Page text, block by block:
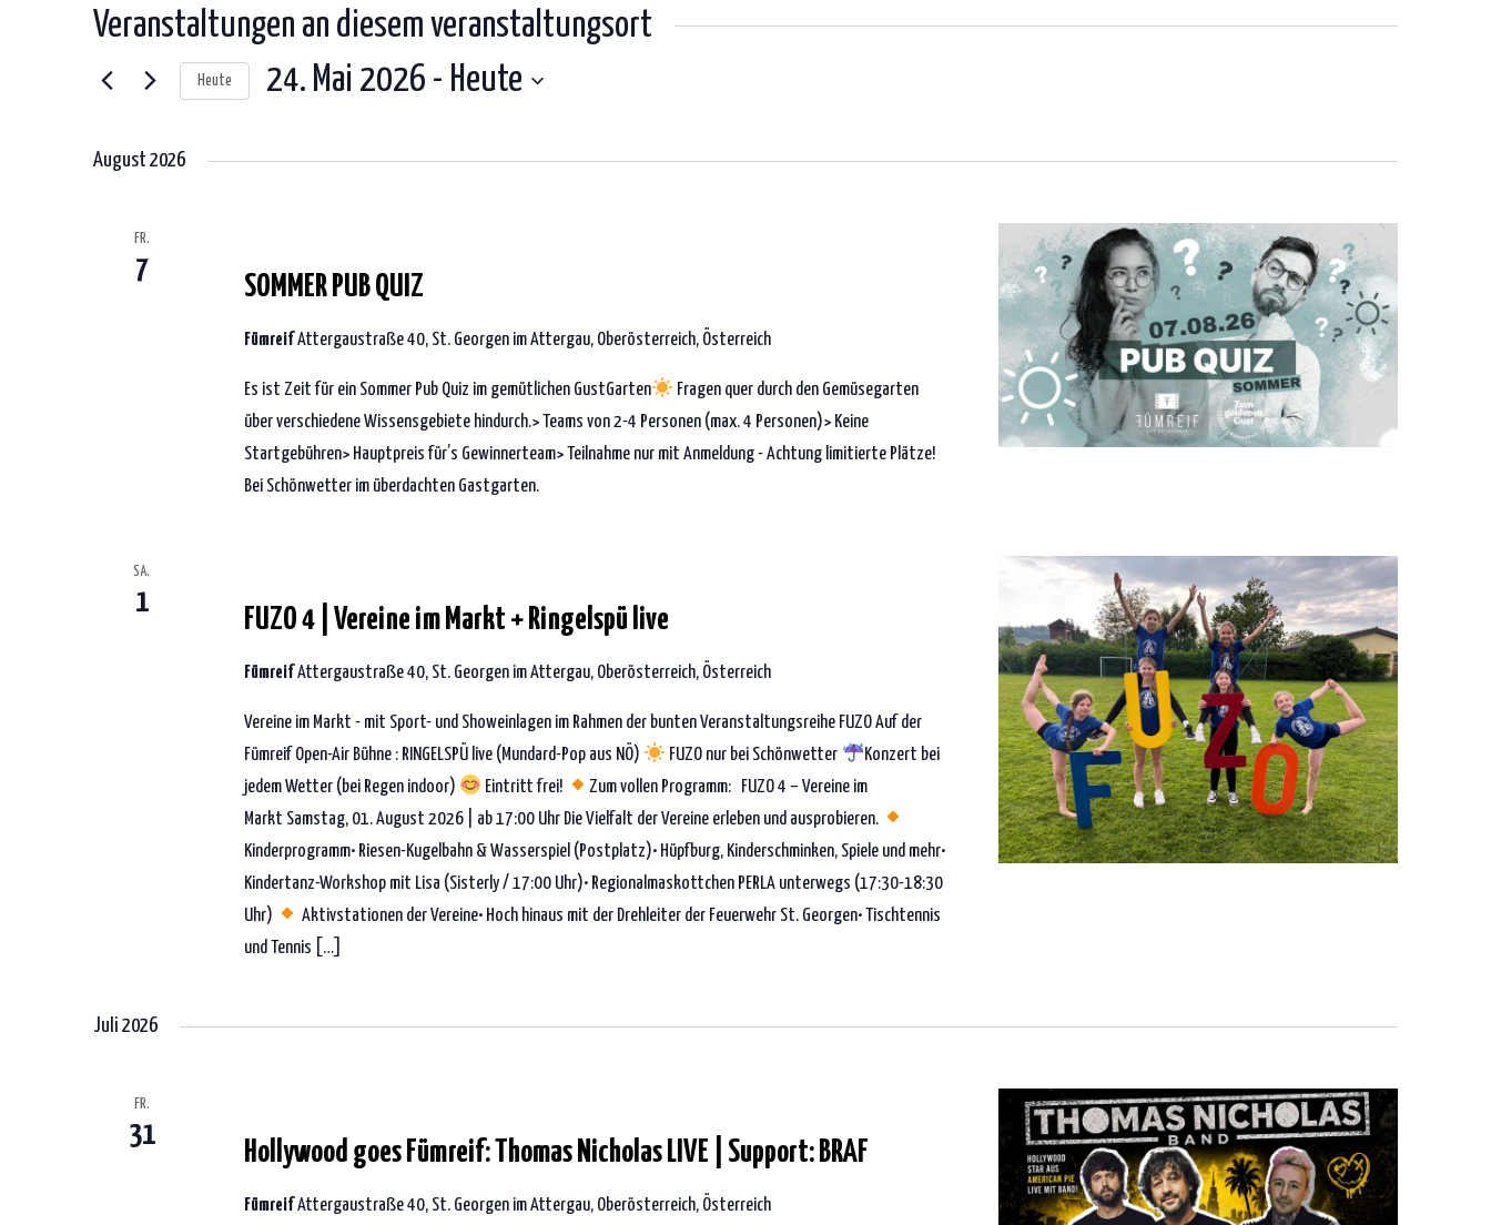
Veranstaltungen an diesem veranstaltungsort
Heute 24. Mai 2026 - Heute
wählen.
August 2026
FR.
7
SOMMER PUB QUIZ
Fümreif Attergaustraße 40, St. Georgen im Attergau, Oberösterreich, Österreich
Es ist Zeit für ein Sommer Pub Quiz im gemütlichen GustGarten
Fragen quer durch den Gemüsegarten
über verschiedene Wissensgebiete hindurch.> Teams von 2-4 Personen (max. 4 Personen)> Keine
Startgebühren> Hauptpreis für’s Gewinnerteam> Teilnahme nur mit Anmeldung - Achtung limitierte Plätze!
Bei Schönwetter im überdachten Gastgarten.
SA.
1
FUZO 4 | Vereine im Markt + Ringelspü live
Fümreif Attergaustraße 40, St. Georgen im Attergau, Oberösterreich, Österreich
Vereine im Markt - mit Sport- und Showeinlagen im Rahmen der bunten Veranstaltungsreihe FUZO Auf der
Fümreif Open-Air Bühne : RINGELSPÜ live (Mundard-Pop aus NÖ)
FUZO nur bei Schönwetter
Konzert bei
jedem Wetter (bei Regen indoor)
Eintritt frei!
Zum vollen Programm: FUZO 4 – Vereine im
Markt Samstag, 01. August 2026 | ab 17:00 Uhr Die Vielfalt der Vereine erleben und ausprobieren.
Kinderprogramm• Riesen-Kugelbahn & Wasserspiel (Postplatz)• Hüpfburg, Kinderschminken, Spiele und mehr•
Kindertanz-Workshop mit Lisa (Sisterly / 17:00 Uhr)• Regionalmaskottchen PERLA unterwegs (17:30-18:30
Uhr)
Aktivstationen der Vereine• Hoch hinaus mit der Drehleiter der Feuerwehr St. Georgen• Tischtennis
und Tennis […]
Juli 2026
FR.
31
Hollywood goes Fümreif: Thomas Nicholas LIVE | Support: BRAF
Fümreif Attergaustraße 40, St. Georgen im Attergau, Oberösterreich, Österreich